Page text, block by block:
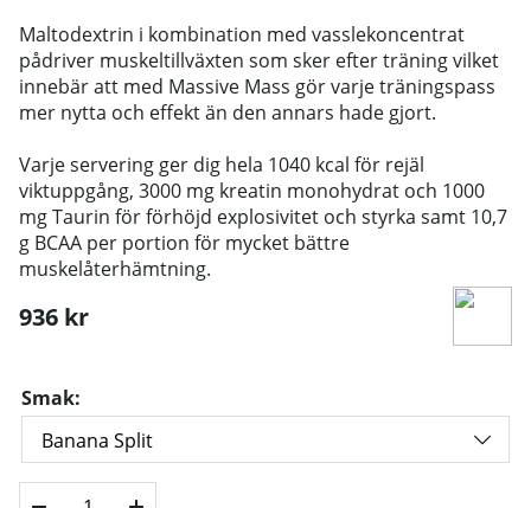
Maltodextrin i kombination med vasslekoncentrat
pådriver muskeltillväxten som sker efter träning vilket
innebär att med Massive Mass gör varje träningspass
mer nytta och effekt än den annars hade gjort.
Varje servering ger dig hela 1040 kcal för rejäl
viktuppgång, 3000 mg kreatin monohydrat och 1000
mg Taurin för förhöjd explosivitet och styrka samt 10,7
g BCAA per portion för mycket bättre
muskelåterhämtning.
936 kr
Smak: